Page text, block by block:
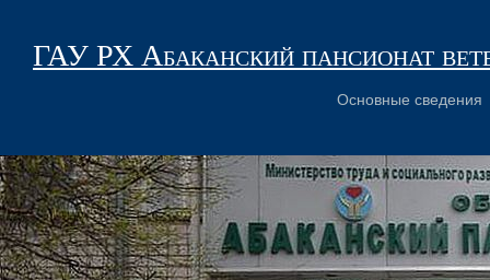
ГАУ РХ Абаканский пансионат
Основные сведения